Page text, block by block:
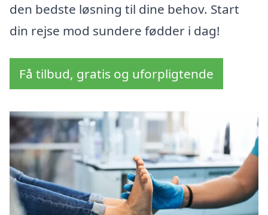
den bedste løsning til dine behov. Start
din rejse mod sundere fødder i dag!
Få tilbud, gratis og uforpligtende